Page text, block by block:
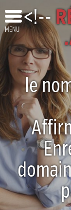
MENU
<!--
le